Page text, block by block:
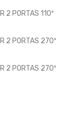
2 PORTAS 110º
2 PORTAS 270º
2 PORTAS 270º